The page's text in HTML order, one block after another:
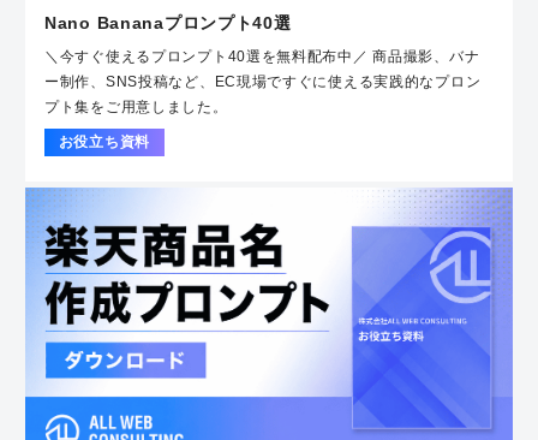
Nano Bananaプロンプト40選
＼今すぐ使えるプロンプト40選を無料配布中／ 商品撮影、バナ
ー制作、SNS投稿など、EC現場ですぐに使える実践的なプロン
プト集をご用意しました。
お役立ち資料